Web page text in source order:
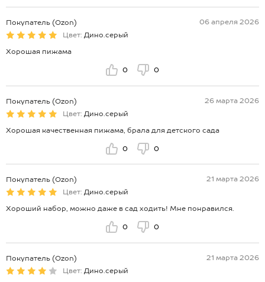
Покупатель (Ozon)
06 апреля 2026
Цвет: Дино.серый
Хорошая пижама
0 0
Покупатель (Ozon)
26 марта 2026
Цвет: Дино.серый
Хорошая качественная пижама, брала для детского сада
0 0
Покупатель (Ozon)
21 марта 2026
Цвет: Дино.серый
Хороший набор, можно даже в сад ходить! Мне понравился.
0 0
Покупатель (Ozon)
21 марта 2026
Цвет: Дино.серый